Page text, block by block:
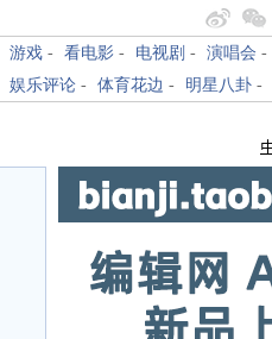
游戏 - 看电影 - 电视剧 - 演唱会 -
娱乐评论 - 体育花边 - 明星八卦 -